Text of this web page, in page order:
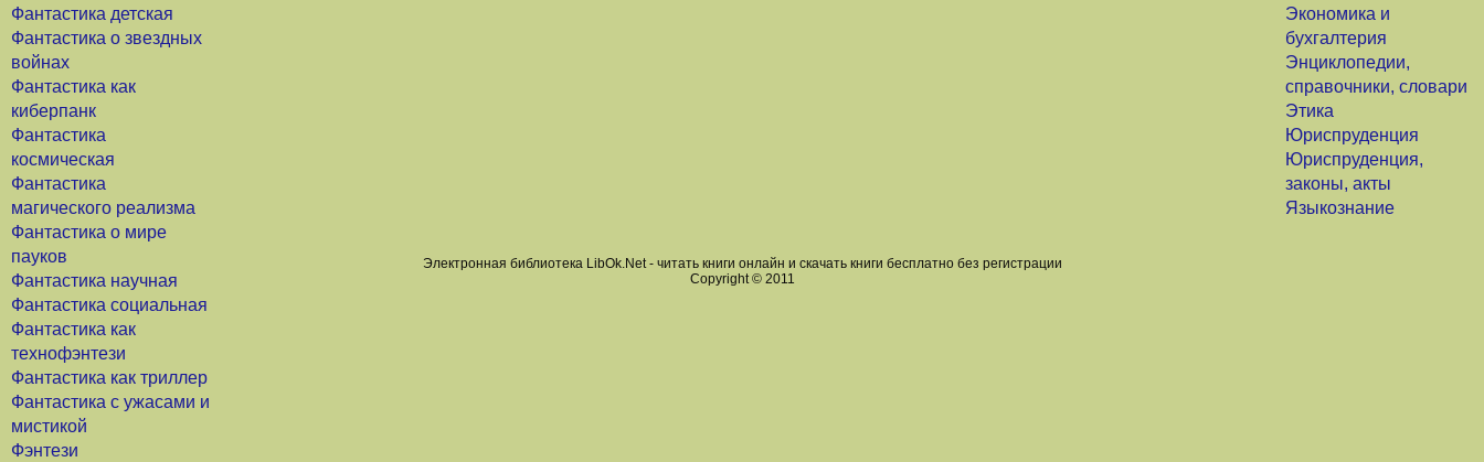
Фантастика детская
Фантастика о звездных
войнах
Фантастика как
киберпанк
Фантастика
космическая
Фантастика
магического реализма
Фантастика о мире
пауков
Фантастика научная
Фантастика социальная
Фантастика как
технофэнтези
Фантастика как триллер
Фантастика с ужасами и
мистикой
Фэнтези
Экономика и
бухгалтерия
Энциклопедии,
справочники, словари
Этика
Юриспруденция
Юриспруденция,
законы, акты
Языкознание
Электронная библиотека LibOk.Net - читать книги онлайн и скачать книги бесплатно без регистрации
Copyright © 2011